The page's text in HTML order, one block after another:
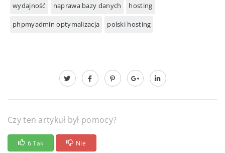
wydajność naprawa bazy danych hosting
phpmyadmin optymalizacja polski hosting
Czy ten artykuł był pomocy?
6 Tak Nie